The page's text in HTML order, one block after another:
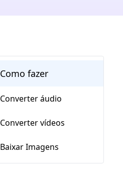
Como fazer
Converter áudio
Converter vídeos
Baixar Imagens